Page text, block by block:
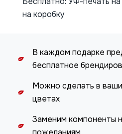
на коробку
В каждом подарке
бесплатное
Можно сделать в
цветах
Заменим компоненты